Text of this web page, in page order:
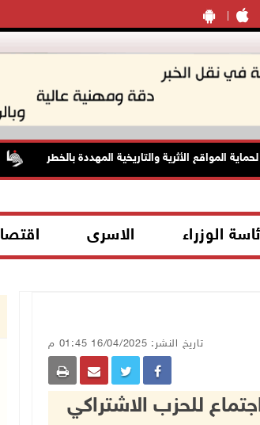
المواقع الأثرية والتاريخية المهددة بالخطر
الوزراء الاسرى
تاريخ النشر: 16/04/2025 01:45 م
للحزب الاشتراكي